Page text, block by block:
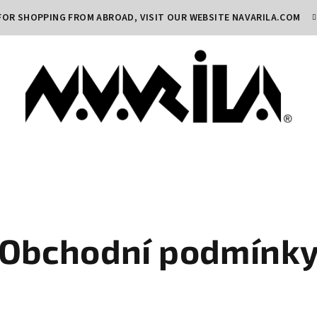
SHOPPING FROM ABROAD, VISIT OUR WEBSITE NAVARILA.COM
Obchodní